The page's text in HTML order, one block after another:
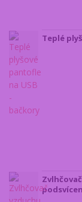
Teplé